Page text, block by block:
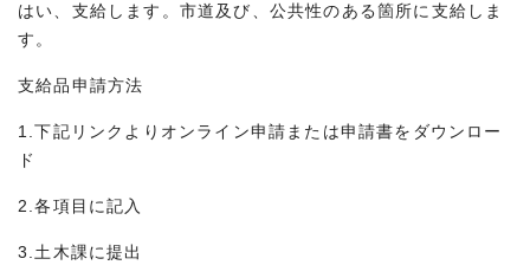
はい、支給します。市道及び、公共性のある箇所に支給しま
す。
支給品申請方法
1.下記リンクよりオンライン申請または申請書をダウンロー
ド
2.各項目に記入
3.土木課に提出